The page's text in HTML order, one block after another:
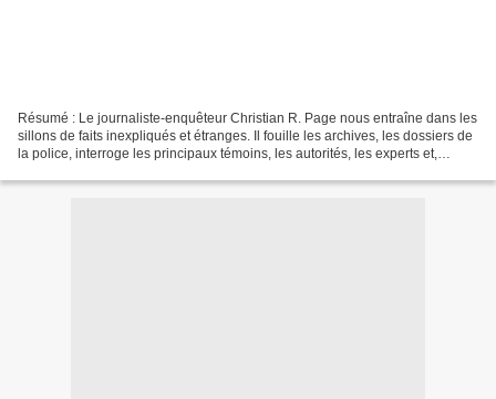
Résumé : Le journaliste-enquêteur Christian R. Page nous entraîne dans les
sillons de faits inexpliqués et étranges. Il fouille les archives, les dossiers de
la police, interroge les principaux témoins, les autorités, les experts et,